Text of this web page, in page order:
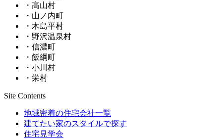
・高山村
・山ノ内町
・木島平村
・野沢温泉村
・信濃町
・飯綱町
・小川村
・栄村
Site Contents
地域密着の住宅会社一覧
建てたい家のスタイルで探す
住宅見学会